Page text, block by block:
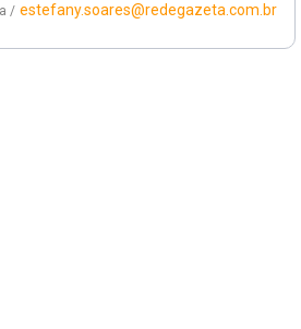
/ estefany.soares@redegazeta.com.br